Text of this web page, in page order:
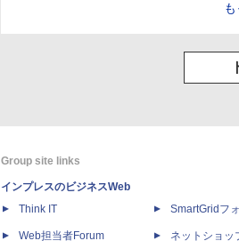
Group site links
インプレスのビジネスWeb
Think IT
Web担当者Forum
SmartGridフ
ネットショッ